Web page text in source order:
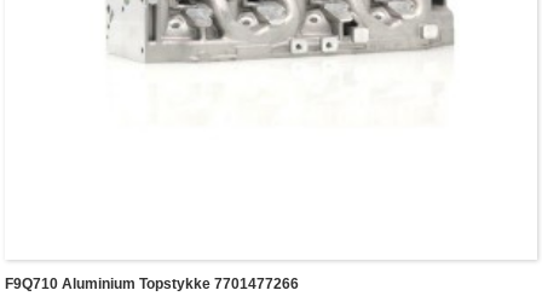
F9Q710 Aluminium Topstykke 7701477266